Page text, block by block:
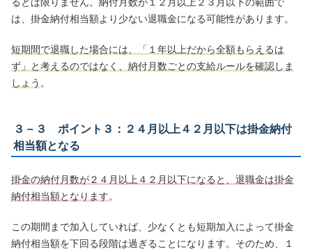
るとは限りません。納付月数が１２月以上２３月以下の範囲で
は、掛金納付相当額より少ない退職金になる可能性があります。
短期間で退職した場合には、「１年以上だから全額もらえるは
ず」と考えるのではなく、納付月数ごとの支給ルールを確認しま
しょう 。
３－３ ポイント３：２４月以上４２月以下は掛金納付
相当額となる
掛金の納付月数が２４月以上４２月以下になると、退職金は掛金
納付相当額となります。
この期間まで加入していれば、少なくとも短期加入によって掛金
納付相当額を下回る段階は過ぎることになります。そのため、１